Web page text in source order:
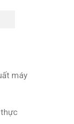
máy